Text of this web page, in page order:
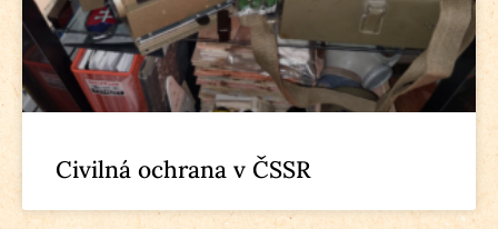
Civilná ochrana v ČSSR